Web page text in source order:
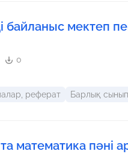
байланыс мектеп
0
реферат Барлық
математика пәні